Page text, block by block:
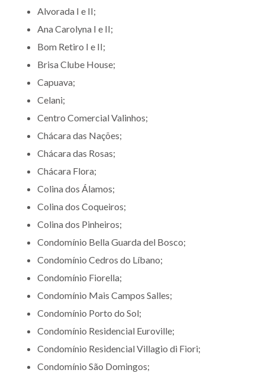
Alvorada I e II;
Ana Carolyna I e II;
Bom Retiro I e II;
Brisa Clube House;
Capuava;
Celani;
Centro Comercial Valinhos;
Chácara das Nações;
Chácara das Rosas;
Chácara Flora;
Colina dos Álamos;
Colina dos Coqueiros;
Colina dos Pinheiros;
Condomínio Bella Guarda del Bosco;
Condomínio Cedros do Líbano;
Condomínio Fiorella;
Condomínio Mais Campos Salles;
Condomínio Porto do Sol;
Condomínio Residencial Euroville;
Condomínio Residencial Villagio di Fiori;
Condomínio São Domingos;